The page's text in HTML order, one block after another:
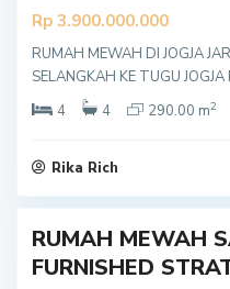
Rp 3.900.000.000
RUMAH MEWAH DI JOGJA
SELANGKAH KE TUGU
4
4 290.00 m2
Rika Rich
Y
o
y
a
r
t
a
RUMAH MEWAH
FURNISHED